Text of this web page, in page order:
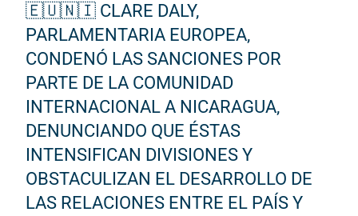
🇪🇺🇳🇮 CLARE DALY,
PARLAMENTARIA EUROPEA,
CONDENÓ LAS SANCIONES POR
PARTE DE LA COMUNIDAD
INTERNACIONAL A NICARAGUA,
DENUNCIANDO QUE ÉSTAS
INTENSIFICAN DIVISIONES Y
OBSTACULIZAN EL DESARROLLO DE
LAS RELACIONES ENTRE EL PAÍS Y